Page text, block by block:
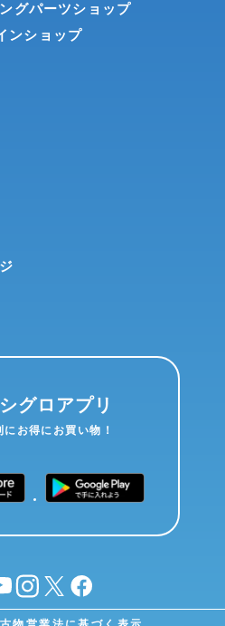
グパーツショップ
ンショップ
グロアプリ
にお得にお買い物！
instagram
X facebook